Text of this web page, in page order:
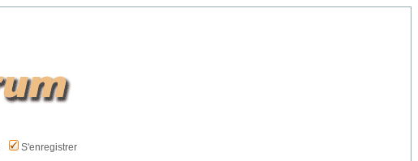
S'enregistrer